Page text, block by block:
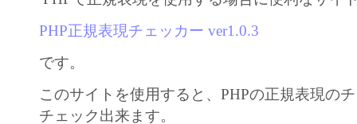
PHP正規表現チェッカー ver1.0.3
です。
このサイトを使用すると、PHPの正規表現の
チェック出来ます。